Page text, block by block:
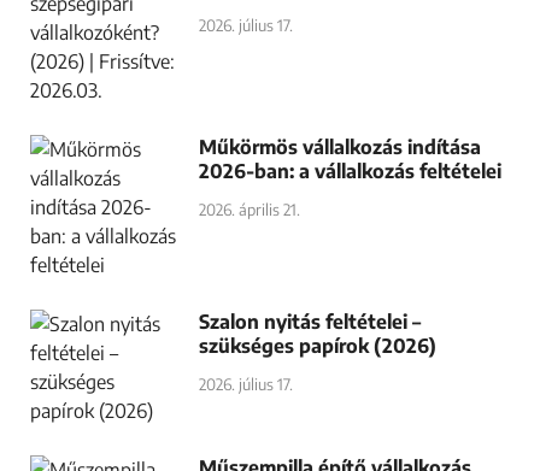
2026. július 17.
Műkörmös vállalkozás indítása
2026-ban: a vállalkozás feltételei
2026. április 21.
Szalon nyitás feltételei –
szükséges papírok (2026)
2026. július 17.